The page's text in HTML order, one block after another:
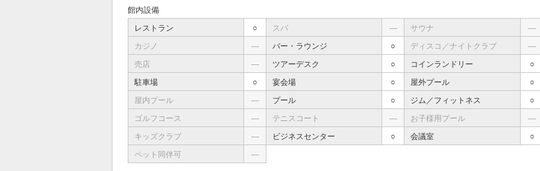
館内設備
レストラン
○ スパ ― サウナ
―
カジノ
― バー・ラウンジ ○ ディスコ／ナイトクラブ
―
売店
― ツアーデスク ○ コインランドリー
○
駐車場
○ 宴会場 ○ 屋外プール
○
屋内プール
― プール ○ ジム／フィットネス
○
ゴルフコース
― テニスコート ― お子様用プール
―
キッズクラブ
― ビジネスセンター ○ 会議室
○
ペット同伴可
―